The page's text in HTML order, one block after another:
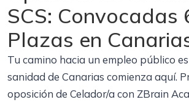
SCS: Convocadas
Plazas en
Tu camino hacia un empleo público
sanidad de Canarias comienza aquí.
oposición de Celador/a con ZBrain